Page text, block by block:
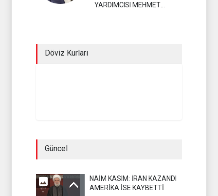
YARDIMCISI MEHMET
Döviz Kurları
Güncel
NAİM KASIM: İRAN KAZANDI
AMERİKA İSE KAYBETTİ